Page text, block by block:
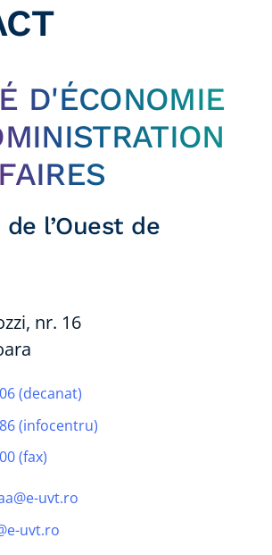
D'ÉCONOMIE
l’Ouest de
nr. 16
(decanat)
(infocentru)
(fax)
uvt.ro
uvt.ro